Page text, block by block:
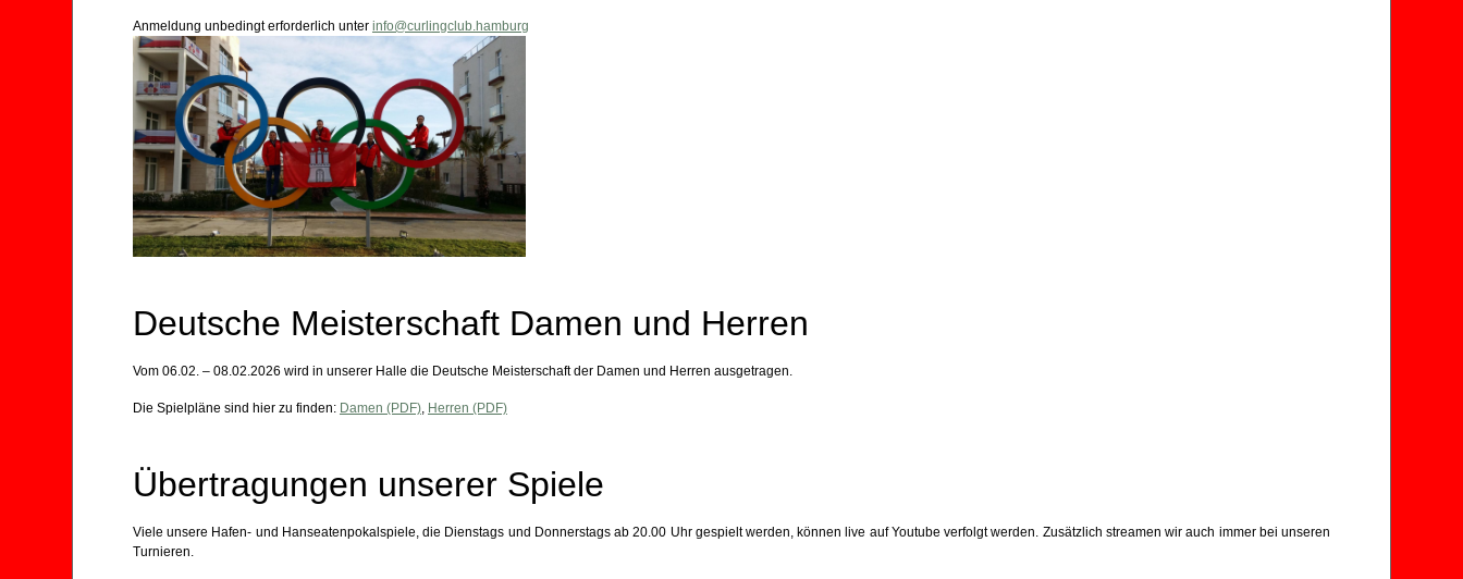
Anmeldung unbedingt erforderlich unter info@curlingclub.hamburg
Deutsche Meisterschaft Damen und Herren
Vom 06.02. – 08.02.2026 wird in unserer Halle die Deutsche Meisterschaft der Damen und Herren ausgetragen.
Die Spielpläne sind hier zu finden: Damen (PDF), Herren (PDF)
Übertragungen unserer Spiele
Viele unsere Hafen- und Hanseatenpokalspiele, die Dienstags und Donnerstags ab 20.00 Uhr gespielt werden, können live auf Youtube verfolgt werden. Zusätzlich streamen wir auch immer bei unseren
Turnieren.